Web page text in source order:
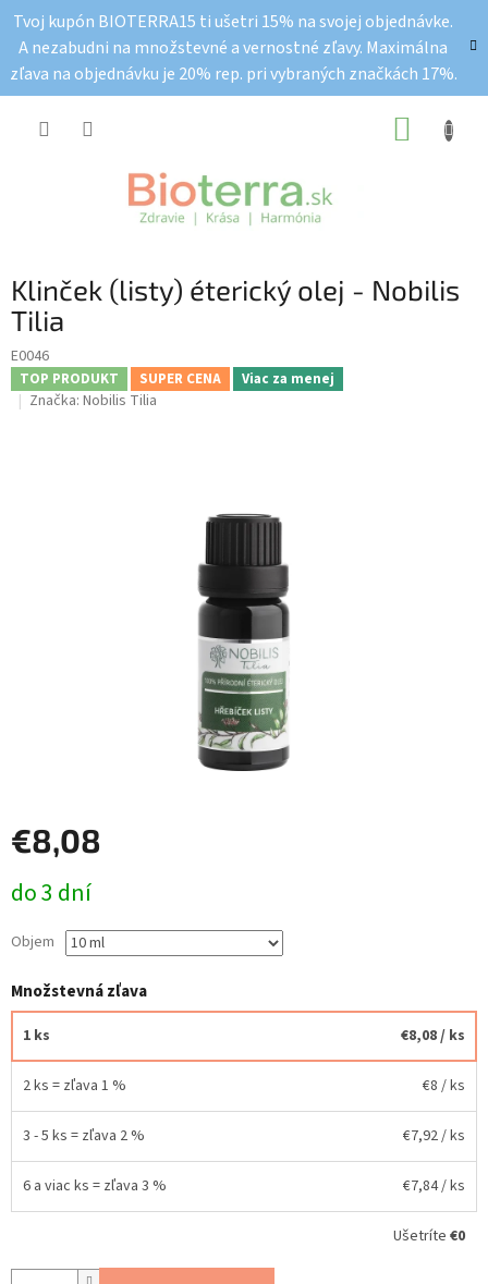
obsah
Tvoj kupón BIOTERRA15 ti ušetri 15% na svojej objednávke.
A nezabudni na množstevné a vernostné zľavy. Maximálna
zľava na objednávku je 20% rep. pri vybraných značkách 17%.
Klinček (listy) éterický olej - Nobilis
Tilia
E0046
TOP PRODUKT SUPER CENA Viac za menej
Značka: Nobilis Tilia
€8,08
cena:
do 3 dní
Objem
Množstevná zľava
1 ks €8,08/ ks
2 ks = zľava 1 % €8 / ks
3 - 5 ks = zľava 2 % €7,92/ ks
6 a viac ks = zľava 3 % €7,84/ ks
Ušetríte €0